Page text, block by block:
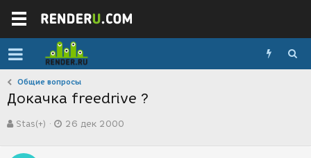
Общие вопросы
Докачка freedrive ?
в
о
Stas(+)
а
26 дек 2000